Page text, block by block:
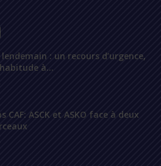
: un recours d’urgence,
à...
CAF: ASCK et ASKO face à deux